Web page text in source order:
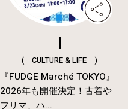
( CULTURE & LIFE )
『FUDGE Marché TOKYO』
2026年も開催決定！古着や
フリマ、ハ...